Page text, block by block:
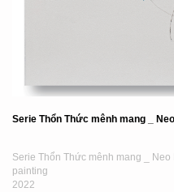
Serie Thổn Thức mênh mang _
Serie Thổn Thức mênh mang _ Neo
painting
2022